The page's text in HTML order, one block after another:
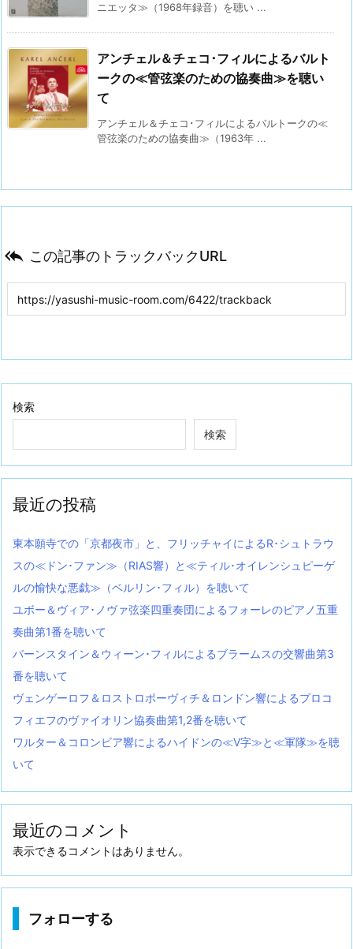
ニエッタ≫（1968年録音）を聴い ...
アンチェル＆チェコ･フィルによるバルト
ークの≪管弦楽のための協奏曲≫を聴い
て
アンチェル＆チェコ･フィルによるバルトークの≪
管弦楽のための協奏曲≫（1963年 ...
 この記事のトラックバックURL
検索
検索
最近の投稿
東本願寺での「京都夜市」と、フリッチャイによるR･シュトラウ
スの≪ドン･ファン≫（RIAS響）と≪ティル･オイレンシュピーゲ
ルの愉快な悪戯≫（ベルリン･フィル）を聴いて
ユボー＆ヴィア･ノヴァ弦楽四重奏団によるフォーレのピアノ五重
奏曲第1番を聴いて
バーンスタイン＆ウィーン･フィルによるブラームスの交響曲第3
番を聴いて
ヴェンゲーロフ＆ロストロポーヴィチ＆ロンドン響によるプロコ
フィエフのヴァイオリン協奏曲第1,2番を聴いて
ワルター＆コロンビア響によるハイドンの≪V字≫と≪軍隊≫を聴
いて
最近のコメント
表示できるコメントはありません。
フォローする